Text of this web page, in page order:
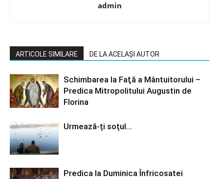
admin
ARTICOLE SIMILARE DE LA ACELAȘI AUTOR
Schimbarea la Faţă a Mântuitorului –
Predica Mitropolitului Augustin de
Florina
Urmează-ți soțul…
Predica la Duminica Înfricosatei